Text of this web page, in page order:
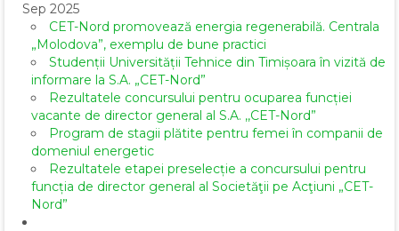
Sep 2025
CET-Nord promovează energia regenerabilă. Centrala
„Molodova”, exemplu de bune practici
Studenții Universității Tehnice din Timișoara în vizită de
informare la S.A. „CET-Nord”
Rezultatele concursului pentru ocuparea funcției
vacante de director general al S.A. ,,CET-Nord”
Program de stagii plătite pentru femei în companii de
domeniul energetic
Rezultatele etapei preselecție a concursului pentru
funcția de director general al Societăţii pe Acţiuni „CET-
Nord”